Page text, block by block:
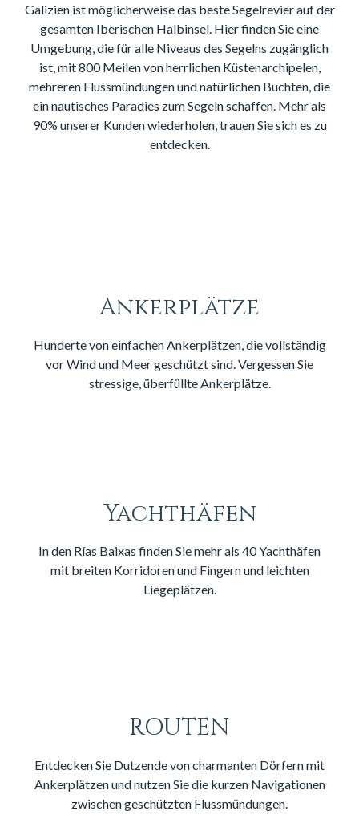
Galizien ist möglicherweise das beste Segelrevier auf der
gesamten Iberischen Halbinsel. Hier finden Sie eine
Umgebung, die für alle Niveaus des Segelns zugänglich
ist, mit 800 Meilen von herrlichen Küstenarchipelen,
mehreren Flussmündungen und natürlichen Buchten, die
ein nautisches Paradies zum Segeln schaffen. Mehr als
90% unserer Kunden wiederholen, trauen Sie sich es zu
entdecken.
Ankerplätze
Hunderte von einfachen Ankerplätzen, die vollständig
vor Wind und Meer geschützt sind. Vergessen Sie
stressige, überfüllte Ankerplätze.
Yachthäfen
In den Rías Baixas finden Sie mehr als 40 Yachthäfen
mit breiten Korridoren und Fingern und leichten
Liegeplätzen.
ROUTEN
Entdecken Sie Dutzende von charmanten Dörfern mit
Ankerplätzen und nutzen Sie die kurzen Navigationen
zwischen geschützten Flussmündungen.